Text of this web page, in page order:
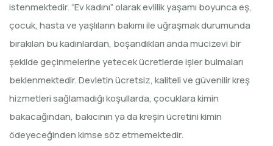
istenmektedir. “Ev kadını” olarak evlilik yaşamı boyunca eş,
çocuk, hasta ve yaşlıların bakımı ile uğraşmak durumunda
bırakılan bu kadınlardan, boşandıkları anda mucizevi bir
şekilde geçinmelerine yetecek ücretlerde işler bulmaları
beklenmektedir. Devletin ücretsiz, kaliteli ve güvenilir kreş
hizmetleri sağlamadığı koşullarda, çocuklara kimin
bakacağından, bakıcının ya da kreşin ücretini kimin
ödeyeceğinden kimse söz etmemektedir.